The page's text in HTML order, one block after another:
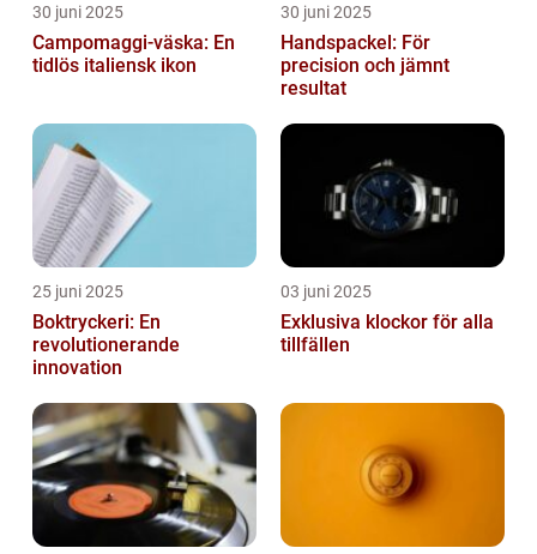
30 juni 2025
Campomaggi-väska: En
tidlös italiensk ikon
30 juni 2025
Handspackel: För
precision och jämnt
resultat
25 juni 2025
Boktryckeri: En
revolutionerande
innovation
03 juni 2025
Exklusiva klockor för alla
tillfällen